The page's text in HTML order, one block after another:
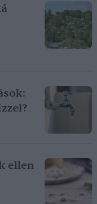
ellen